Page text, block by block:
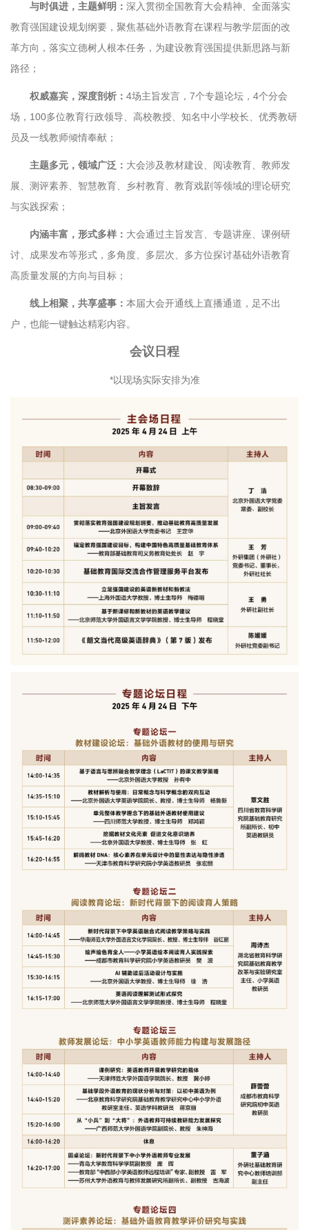
与时俱进，主题鲜明： 深入贯彻全国教育大会精神、全面落实
教育强国建设规划纲要，聚焦基础外语教育在课程与教学层面的改
革方向，落实立德树人根本任务，为建设教育强国提供新思路与新
路径；
权威嘉宾，深度剖析： 4场主旨发言，7个专题论坛，4个分会
场，100多位教育行政领导、高校教授、知名中小学校长、优秀教研
员及一线教师倾情奉献；
主题多元，领域广泛： 大会涉及教材建设、阅读教育、教师发
展、测评素养、智慧教育、乡村教育、教育戏剧等领域的理论研究
与实践探索；
内涵丰富，形式多样： 大会通过主旨发言、专题讲座、课例研
讨、成果发布等形式，多角度、多层次、多方位探讨基础外语教育
高质量发展的方向与目标；
线上相聚，共享盛事： 本届大会开通线上直播通道，足不出
户，也能一键触达精彩内容。
会议日程
*以现场实际安排为准